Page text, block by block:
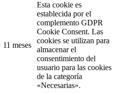
11 meses
Esta cookie es
establecida por el
complemento GDPR
Cookie Consent. Las
cookies se utilizan para
almacenar el
consentimiento del
usuario para las cookies
de la categoría
«Necesarias».